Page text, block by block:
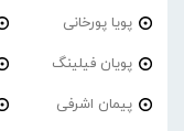
پویا پورخانی
پویان فیلینگ
پیمان اشرفی